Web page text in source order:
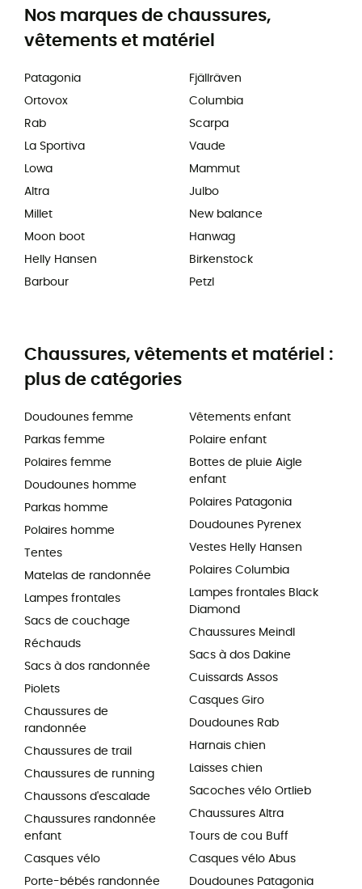
Nos marques de chaussures,
vêtements et matériel
Patagonia
Ortovox
Rab
La Sportiva
Lowa
Altra
Millet
Moon boot
Helly Hansen
Barbour
Fjällräven
Columbia
Scarpa
Vaude
Mammut
Julbo
New balance
Hanwag
Birkenstock
Petzl
Chaussures, vêtements et matériel :
plus de catégories
Doudounes femme
Parkas femme
Polaires femme
Doudounes homme
Parkas homme
Polaires homme
Tentes
Matelas de randonnée
Lampes frontales
Sacs de couchage
Réchauds
Sacs à dos randonnée
Piolets
Chaussures de
randonnée
Chaussures de trail
Chaussures de running
Chaussons d'escalade
Chaussures randonnée
enfant
Casques vélo
Porte-bébés randonnée
Vêtements enfant
Polaire enfant
Bottes de pluie Aigle
enfant
Polaires Patagonia
Doudounes Pyrenex
Vestes Helly Hansen
Polaires Columbia
Lampes frontales Black
Diamond
Chaussures Meindl
Sacs à dos Dakine
Cuissards Assos
Casques Giro
Doudounes Rab
Harnais chien
Laisses chien
Sacoches vélo Ortlieb
Chaussures Altra
Tours de cou Buff
Casques vélo Abus
Doudounes Patagonia